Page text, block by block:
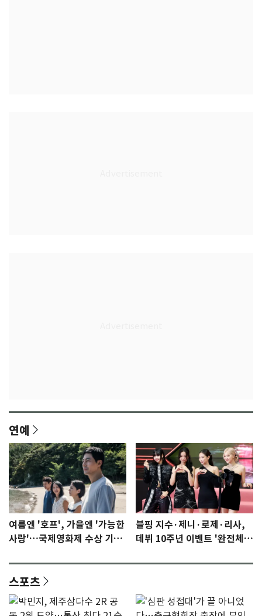
연예
여름엔 '호프', 가을엔 '가능한
사랑'…국제영화제 수상 기대
블핑 지수·제니·로제·리사,
데뷔 10주년 이벤트 '완전체'
스포츠